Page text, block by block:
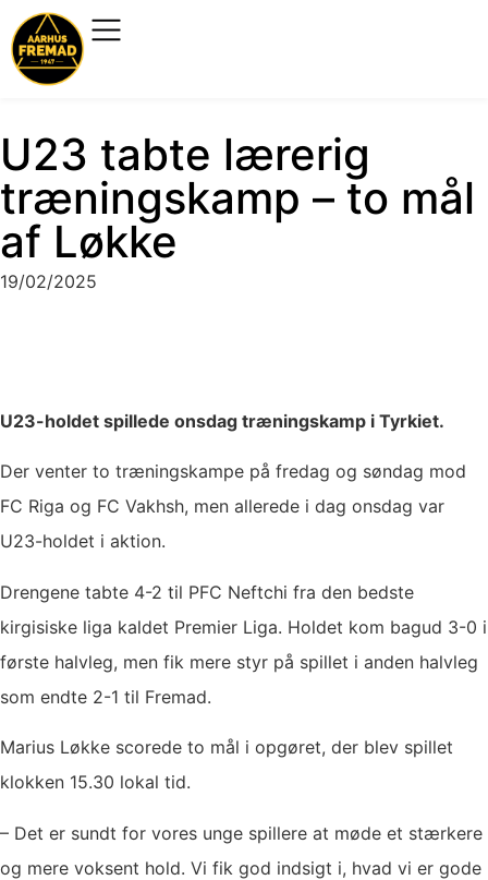
U23 tabte lærerig
træningskamp – to mål
af Løkke
19/02/2025
U23-holdet spillede onsdag træningskamp i Tyrkiet.
Der venter to træningskampe på fredag og søndag mod
FC Riga og FC Vakhsh, men allerede i dag onsdag var
U23-holdet i aktion.
Drengene tabte 4-2 til PFC Neftchi fra den bedste
kirgisiske liga kaldet Premier Liga. Holdet kom bagud 3-0 i
første halvleg, men fik mere styr på spillet i anden halvleg
som endte 2-1 til Fremad.
Marius Løkke scorede to mål i opgøret, der blev spillet
klokken 15.30 lokal tid.
– Det er sundt for vores unge spillere at møde et stærkere
og mere voksent hold. Vi fik god indsigt i, hvad vi er gode